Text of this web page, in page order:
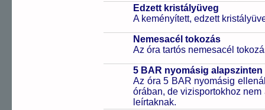
Edzett kristályüveg
A keményített, edzett
Nemesacél tokozás
Az óra tartós nemesacél
5 BAR nyomásig alapszinten
Az óra 5 BAR nyomásig
órában, de vizisportokhoz
leírtaknak.